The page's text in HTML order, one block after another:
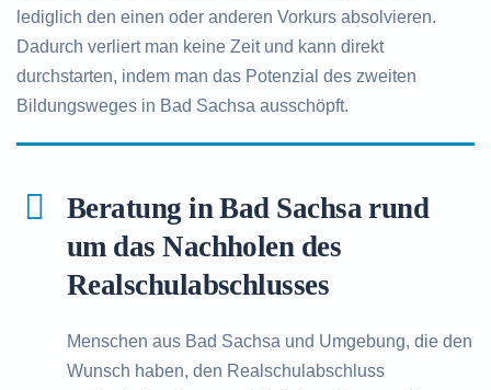
lediglich den einen oder anderen Vorkurs absolvieren.
Dadurch verliert man keine Zeit und kann direkt
durchstarten, indem man das Potenzial des zweiten
Bildungsweges in Bad Sachsa ausschöpft.
Beratung in Bad Sachsa rund
um das Nachholen des
Realschulabschlusses
Menschen aus Bad Sachsa und Umgebung, die den
Wunsch haben, den Realschulabschluss